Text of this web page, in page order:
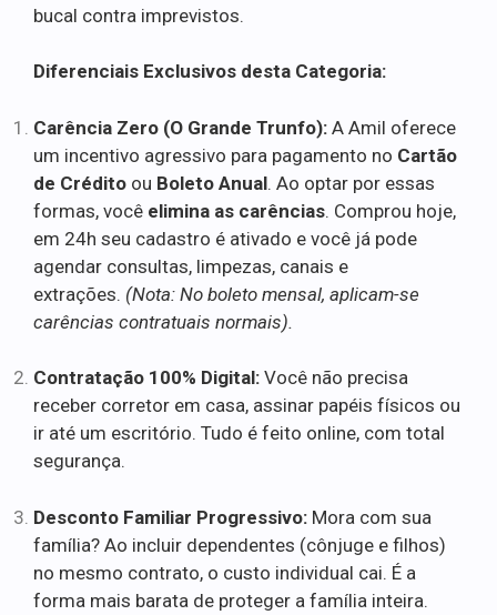
bucal contra imprevistos.
Diferenciais Exclusivos desta Categoria:
Carência Zero (O Grande Trunfo): A Amil oferece
um incentivo agressivo para pagamento no Cartão
de Crédito ou Boleto Anual. Ao optar por essas
formas, você elimina as carências. Comprou hoje,
em 24h seu cadastro é ativado e você já pode
agendar consultas, limpezas, canais e
extrações. (Nota: No boleto mensal, aplicam-se
carências contratuais normais).
Contratação 100% Digital: Você não precisa
receber corretor em casa, assinar papéis físicos ou
ir até um escritório. Tudo é feito online, com total
segurança.
Desconto Familiar Progressivo: Mora com sua
família? Ao incluir dependentes (cônjuge e filhos)
no mesmo contrato, o custo individual cai. É a
forma mais barata de proteger a família inteira.